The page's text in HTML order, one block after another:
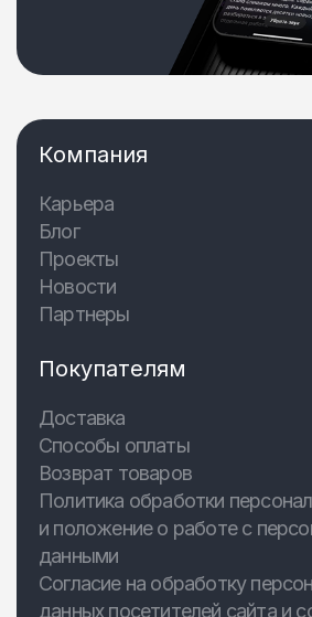
Компания
Карьера
Блог
Проекты
Новости
Партнеры
Покупателям
Доставка
Способы оплаты
Возврат товаров
Политика обработки
и положение о работе с
данными
Согласие на обработку
данных посетителей сайта и